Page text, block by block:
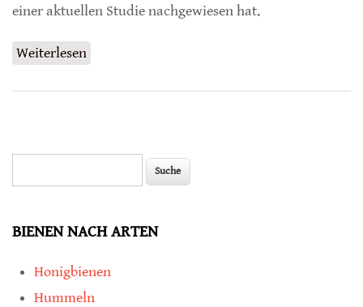
einer aktuellen Studie nachgewiesen hat.
Weiterlesen
BIENEN NACH ARTEN
Honigbienen
Hummeln